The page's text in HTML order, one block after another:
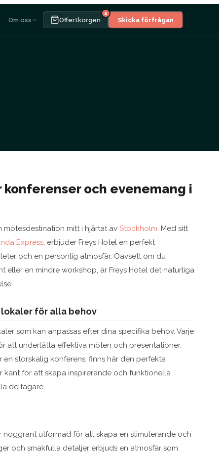
Om oss Offertkorgen
0
Skicka förfrågan
och evenemang i
mötesdestination mitt i hjärtat av Stockholm. Med sitt
Express, erbjuder Freys Hotel en perfekt
och en personlig atmosfär. Oavsett om du
eller en mindre workshop, är Freys Hotel det naturliga
lokaler för alla behov
som kan anpassas efter dina specifika behov. Varje
att underlätta effektiva möten och presentationer.
storskalig konferens, finns här den perfekta
känt för att skapa inspirerande och funktionella
deltagare.
noggrant utformad för att skapa en stimulerande och
och smakfulla detaljer erbjuds en atmosfär som